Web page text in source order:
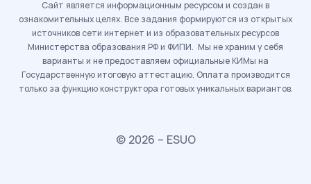
Сайт является информационным ресурсом и создан в
ознакомительных целях. Все задания формируются из открытых
источников сети интернет и из образовательных ресурсов
Министерства образования РФ и ФИПИ. Мы не храним у себя
варианты и не предоставляем официальные КИМы на
Государственную итоговую аттестацию. Оплата производится
только за функцию конструктора готовых уникальных вариантов.
© 2026 – ESUO